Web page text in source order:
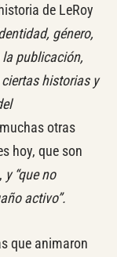
de LeRoy
género,
publicación,
historias y
otras
hoy, que son
y “que no
activo”.
que animaron